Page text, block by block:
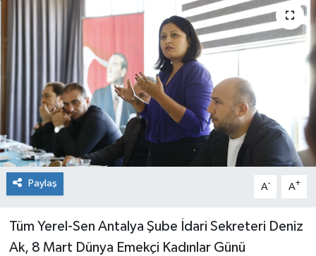
Paylaş A- A+
Tüm Yerel-Sen Antalya Şube İdari Sekreteri Deniz
Ak, 8 Mart Dünya Emekçi Kadınlar Günü